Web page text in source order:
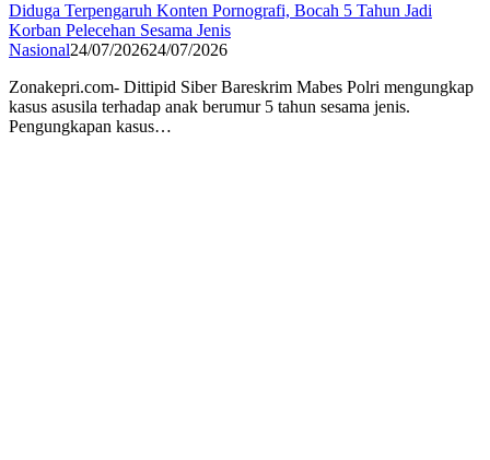
Diduga Terpengaruh Konten Pornografi, Bocah 5 Tahun Jadi
Korban Pelecehan Sesama Jenis
Nasional24/07/202624/07/2026
Zonakepri.com- Dittipid Siber Bareskrim Mabes Polri mengungkap
kasus asusila terhadap anak berumur 5 tahun sesama jenis.
Pengungkapan kasus…